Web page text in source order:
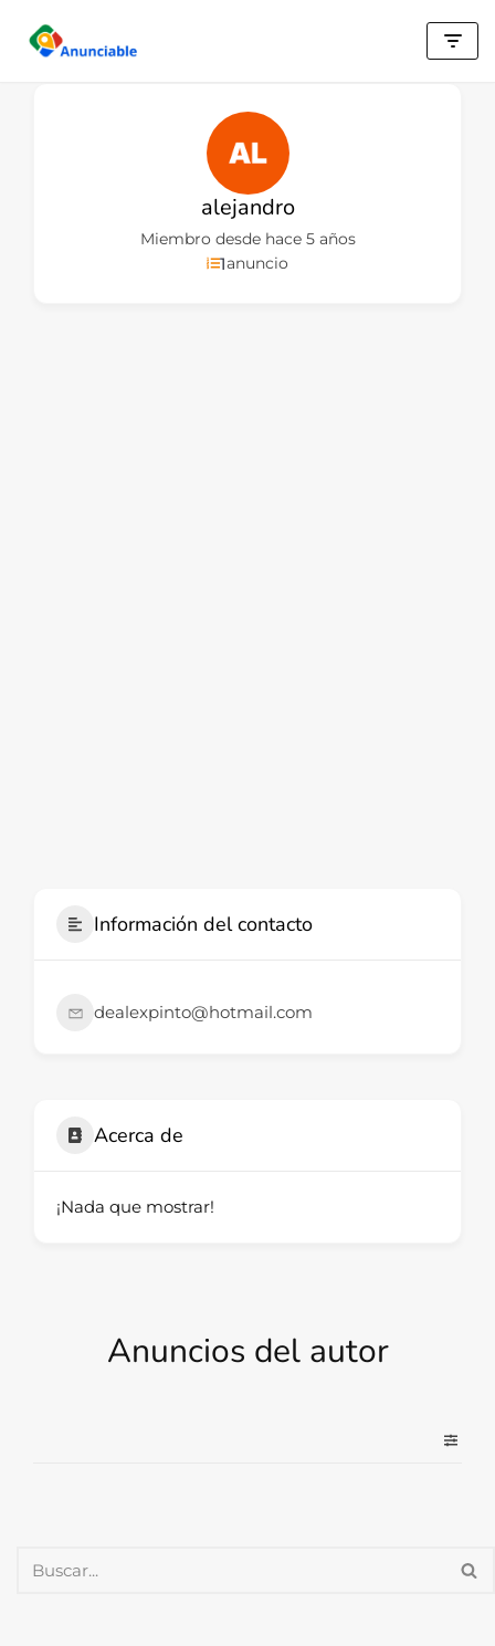
Saltar
alejandro
Miembro desde hace 5 años
1anuncio
Información del contacto
dealexpinto@hotmail.com
Acerca de
¡Nada que mostrar!
Anuncios del autor